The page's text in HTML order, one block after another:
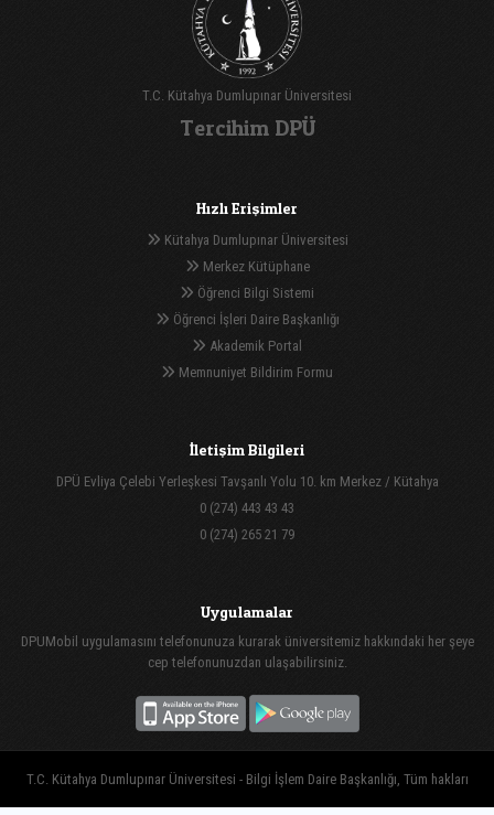
T.C. Kütahya Dumlupınar Üniversitesi
Tercihim DPÜ
Hızlı Erişimler
Kütahya Dumlupınar Üniversitesi
Merkez Kütüphane
Öğrenci Bilgi Sistemi
Öğrenci İşleri Daire Başkanlığı
Akademik Portal
Memnuniyet Bildirim Formu
İletişim Bilgileri
DPÜ Evliya Çelebi Yerleşkesi Tavşanlı Yolu 10. km Merkez / Kütahya
0 (274) 443 43 43
0 (274) 265 21 79
Uygulamalar
DPUMobil uygulamasını telefonunuza kurarak üniversitemiz hakkındaki her şeye
cep telefonunuzdan ulaşabilirsiniz.
T.C. Kütahya Dumlupınar Üniversitesi - Bilgi İşlem Daire Başkanlığı, Tüm hakları